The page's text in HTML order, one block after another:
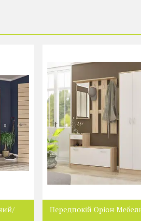
Передпокій Оріон